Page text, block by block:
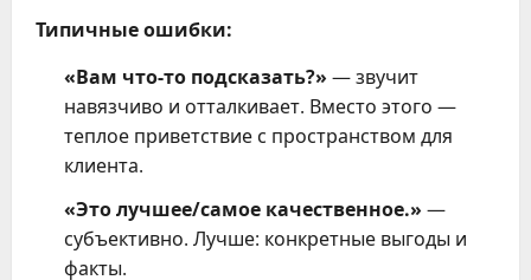
Типичные ошибки:
«Вам что-то подсказать?» — звучит
навязчиво и отталкивает. Вместо этого —
теплое приветствие с пространством для
клиента.
«Это лучшее/самое качественное.» —
субъективно. Лучше: конкретные выгоды и
факты.